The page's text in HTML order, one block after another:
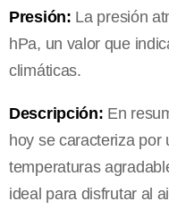
Presión: La presión
hPa, un valor que
climáticas.
Descripción: En
hoy se caracteriza por
temperaturas
ideal para disfrutar al